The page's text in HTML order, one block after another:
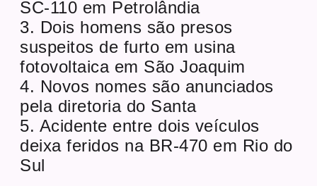
SC-110 em Petrolândia
3. Dois homens são presos
suspeitos de furto em usina
fotovoltaica em São Joaquim
4. Novos nomes são anunciados
pela diretoria do Santa
5. Acidente entre dois veículos
deixa feridos na BR-470 em Rio do
Sul